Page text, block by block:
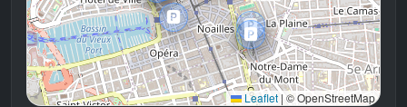
🅿️
🅿️
🅿️
Leaflet | © OpenStreetMap